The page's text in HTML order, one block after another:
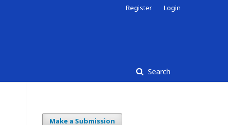
Search
Register Login
Make a Submission